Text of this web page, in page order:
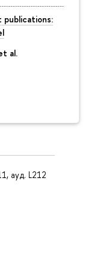
publications:
al.
ауд. L212